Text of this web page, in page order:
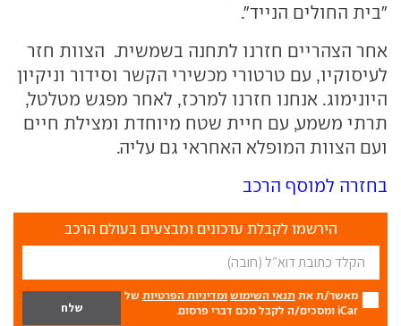
"בית החולים הנייד".
אחר הצהריים חזרנו לתחנה בשמשית. הצוות חזר
לעיסוקיו, עם טרטורי מכשירי הקשר וסידור וניקיון
היונימוג. אנחנו חזרנו למרכז, לאחר מפגש מטלטל,
תרתי משמע, עם חיית שטח מיוחדת ומצילת חיים
ועם הצוות המופלא האחראי גם עליה.
בחזרה למוסף הרכב
הירשמו לקבלת עדכונים ומבצעים בעולם הרכב
מאשר/ת את תנאי השימוש ומדיניות הפרטיות של
iCar ומסכים/ה לקבל מכם דברי פרסום.